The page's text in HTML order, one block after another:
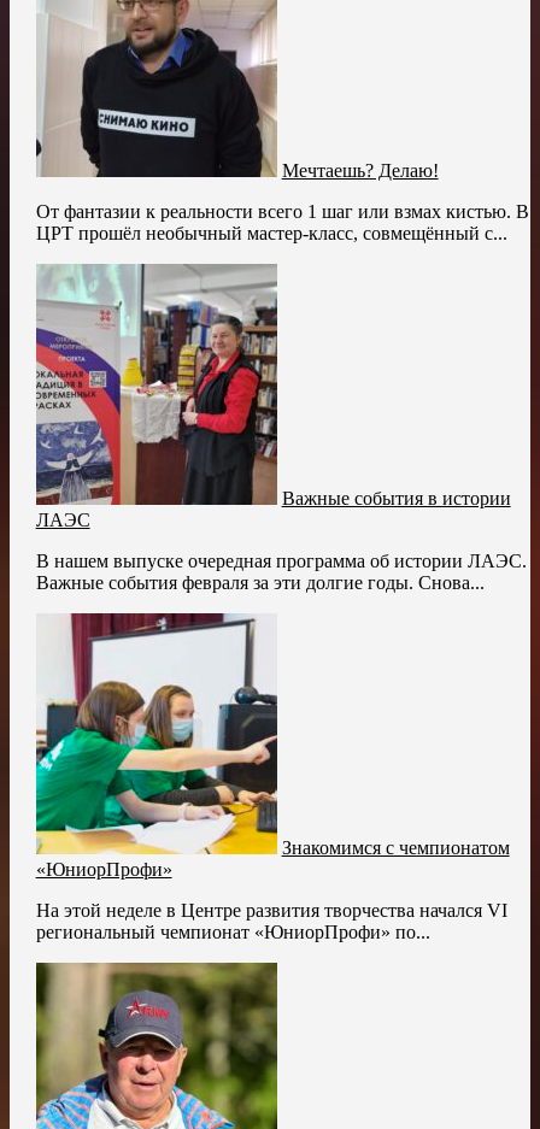
Мечтаешь? Делаю!
От фантазии к реальности всего 1 шаг или взмах кистью. В
ЦРТ прошёл необычный мастер-класс, совмещённый с...
Важные события в истории
ЛАЭС
В нашем выпуске очередная программа об истории ЛАЭС.
Важные события февраля за эти долгие годы. Снова...
Знакомимся с чемпионатом
«ЮниорПрофи»
На этой неделе в Центре развития творчества начался VI
региональный чемпионат «ЮниорПрофи» по...